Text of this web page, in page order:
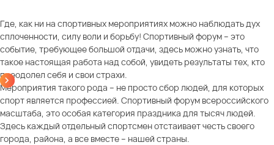
Где, как ни на спортивных мероприятиях можно наблюдать дух
сплоченности, силу воли и борьбу! Спортивный форум – это
событие, требующее большой отдачи, здесь можно узнать, что
такое настоящая работа над собой, увидеть результаты тех, кто
преодолел себя и свои страхи.
Мероприятия такого рода – не просто сбор людей, для которых
спорт является профессией. Спортивный форум всероссийского
масштаба, это особая категория праздника для тысяч людей.
Здесь каждый отдельный спортсмен отстаивает честь своего
города, района, а все вместе – нашей страны.